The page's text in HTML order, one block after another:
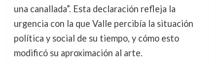
una canallada”. Esta declaración refleja la
urgencia con la que Valle percibía la situación
política y social de su tiempo, y cómo esto
modificó su aproximación al arte.